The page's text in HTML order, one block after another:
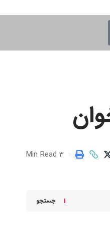
3 Min Read
جستجو